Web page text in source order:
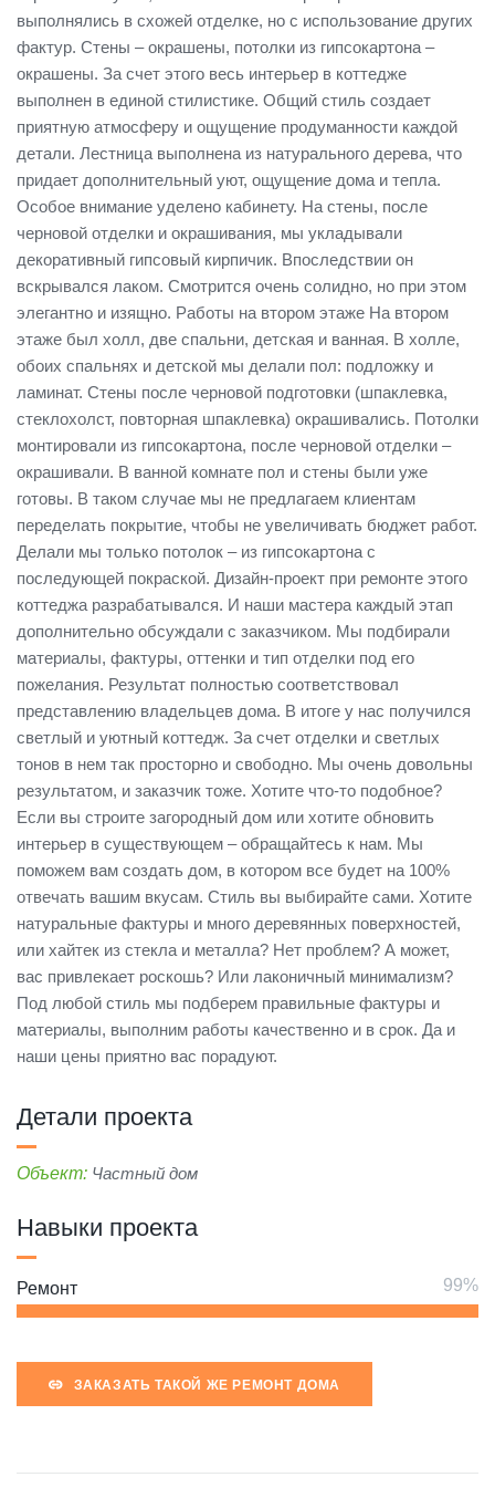
выполнялись в схожей отделке, но с использование других
фактур. Стены – окрашены, потолки из гипсокартона –
окрашены. За счет этого весь интерьер в коттедже
выполнен в единой стилистике. Общий стиль создает
приятную атмосферу и ощущение продуманности каждой
детали. Лестница выполнена из натурального дерева, что
придает дополнительный уют, ощущение дома и тепла.
Особое внимание уделено кабинету. На стены, после
черновой отделки и окрашивания, мы укладывали
декоративный гипсовый кирпичик. Впоследствии он
вскрывался лаком. Смотрится очень солидно, но при этом
элегантно и изящно. Работы на втором этаже На втором
этаже был холл, две спальни, детская и ванная. В холле,
обоих спальнях и детской мы делали пол: подложку и
ламинат. Стены после черновой подготовки (шпаклевка,
стеклохолст, повторная шпаклевка) окрашивались. Потолки
монтировали из гипсокартона, после черновой отделки –
окрашивали. В ванной комнате пол и стены были уже
готовы. В таком случае мы не предлагаем клиентам
переделать покрытие, чтобы не увеличивать бюджет работ.
Делали мы только потолок – из гипсокартона с
последующей покраской. Дизайн-проект при ремонте этого
коттеджа разрабатывался. И наши мастера каждый этап
дополнительно обсуждали с заказчиком. Мы подбирали
материалы, фактуры, оттенки и тип отделки под его
пожелания. Результат полностью соответствовал
представлению владельцев дома. В итоге у нас получился
светлый и уютный коттедж. За счет отделки и светлых
тонов в нем так просторно и свободно. Мы очень довольны
результатом, и заказчик тоже. Хотите что-то подобное?
Если вы строите загородный дом или хотите обновить
интерьер в существующем – обращайтесь к нам. Мы
поможем вам создать дом, в котором все будет на 100%
отвечать вашим вкусам. Стиль вы выбирайте сами. Хотите
натуральные фактуры и много деревянных поверхностей,
или хайтек из стекла и металла? Нет проблем? А может,
вас привлекает роскошь? Или лаконичный минимализм?
Под любой стиль мы подберем правильные фактуры и
материалы, выполним работы качественно и в срок. Да и
наши цены приятно вас порадуют.
Детали проекта
Объект: Частный дом
Навыки проекта
Ремонт
ЗАКАЗАТЬ ТАКОЙ ЖЕ РЕМОНТ ДОМА